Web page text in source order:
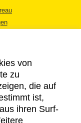
von
zu
die auf
ist,
ihren Surf-